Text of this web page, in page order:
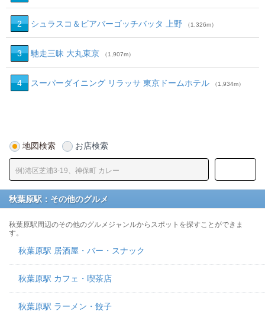
2 シュラスコ＆ビアバーゴッチバッタ 上野 （1,326m）
3 馳走三昧 大丸東京 （1,907m）
4 スーパーダイニング リラッサ 東京ドームホテル （1,934m）
地図検索 お店検索
秋葉原駅：その他のグルメ
秋葉原駅周辺のその他のグルメジャンルからスポットを探すことができま
す。
秋葉原駅 居酒屋・バー・スナック
秋葉原駅 カフェ・喫茶店
秋葉原駅 ラーメン・餃子